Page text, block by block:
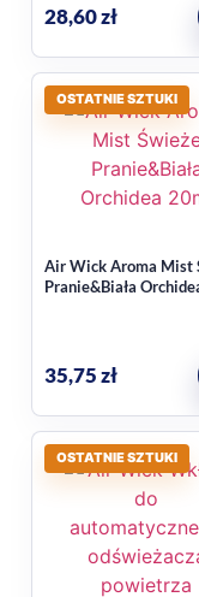
Tak, produkt oferuje
dopasowanie
pomieszczenia.
28,60zł
OSTATNIE SZTUKI
Air Wick Aroma Mist
Pranie&Biała
35,75zł
OSTATNIE SZTUKI